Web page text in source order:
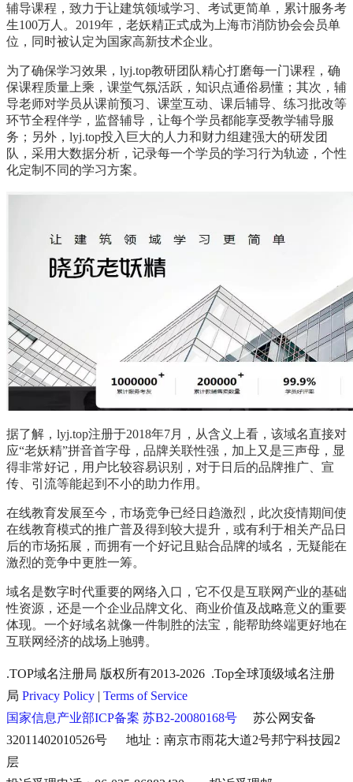
辅导课程，致力于让建筑领域学习、考试更简单，累计服务考
生100万人。2019年，老妖精正式成为上海市消防协会会员单
位，同时被认定为国家高新技术企业。
为了确保学习效果，lyj.top教研团队精心打磨每一门课程，确
保课程质量上乘，课堂气氛活跃，知识点通俗易懂；其次，辅
导老师对学员从课前预习、课堂互动、课后辅导、练习批改等
环节全程伴学，监督辅导，让每个学员都能享受教学辅导服
务；另外，lyj.top投入巨大的人力和财力组建强大的研发团
队，采用大数据分析，记录每一个学员的学习行为轨迹，个性
化定制不同的学习方案。
据了解，lyj.top注册于2018年7月，从含义上看，该域名直接对
应“老妖精”拼音首字母，品牌关联性强，加上又是三声母，显
得非常好记，用户比较容易识别，对于日后的品牌推广、宣
传、引流等能起到不小的助力作用。
在线教育发展至今，市场竞争已经日趋激烈，此次疫情期间使
在线教育模式的推广普及得到较大提升，或有利于相关产品日
后的市场拓展，而拥有一个好记且贴合品牌的域名，无疑能在
激烈的竞争中更胜一筹。
域名是数字时代重要的网络入口，它不仅是互联网产业的基础
性资源，还是一个企业品牌文化、商业价值及战略意义的重要
体现。一个好域名就像一件制胜的法宝，能帮助终端更好地在
互联网经济的战场上驰骋。
.TOP域名注册局 版权所有2013-2026 .Top全球顶级域名注册
局 Privacy Policy | Terms of Service
国家信息产业部ICP备案 苏B2-20080168号 苏公网安备
32011402010526号 地址：南京市雨花大道2号邦宁科技园2
层